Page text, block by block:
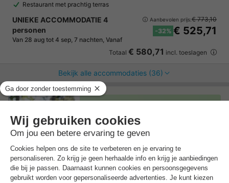
Restaurant met prachtig terras
UNIEKE ACCOMMODATIE 4
personen
Van 28 aug tot 4 sep, 7 nachten, Vanaf
Aanbevolen prijs:€ 773,10
-32% € 525,71
Totaal € 580,71 incl. toeslagen
Bekijk alle accommodaties (36)
Boek nu een voordelige zomervakantie &
profiteer aan het zwembad!